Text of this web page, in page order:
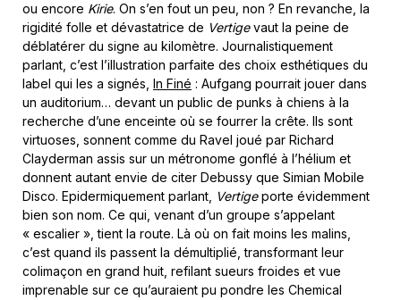
ou encore Kirie. On s’en fout un peu, non ? En revanche, la
rigidité folle et dévastatrice de Vertigevaut la peine de
déblatérer du signe au kilomètre. Journalistiquement
parlant, c’est l’illustration parfaite des choix esthétiques du
label qui les a signés, In Finé : Aufgang pourrait jouer dans
un auditorium… devant un public de punks à chiens à la
recherche d’une enceinte où se fourrer la crête. Ils sont
virtuoses, sonnent comme du Ravel joué par Richard
Clayderman assis sur un métronome gonflé à l’hélium et
donnent autant envie de citer Debussy que Simian Mobile
Disco. Epidermiquement parlant,
Vertigeporte évidemment
bien son nom. Ce qui, venant d’un groupe s’appelant
« escalier », tient la route. Là où on fait moins les malins,
c’est quand ils passent la démultiplié, transformant leur
colimaçon en grand huit, refilant sueurs froides et vue
imprenable sur ce qu’auraient pu pondre les Chemical